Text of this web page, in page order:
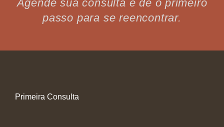
Agende sua consulta e dê o primeiro
passo para se reencontrar.
Primeira Consulta